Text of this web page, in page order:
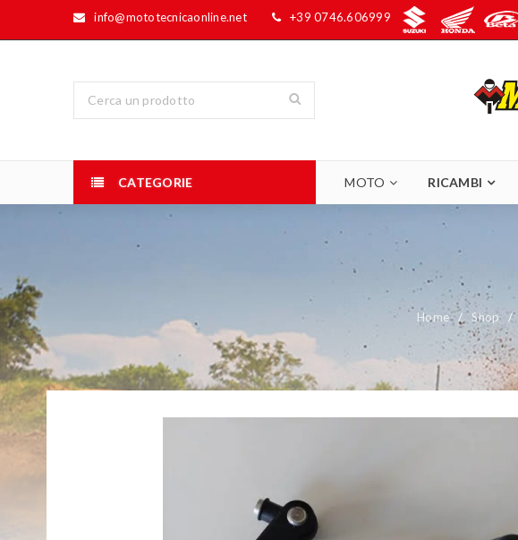
info@mototecnicaonline.net +39 0746.606999
CATEGORIE MOTO RICAMBI
Home / Shop /